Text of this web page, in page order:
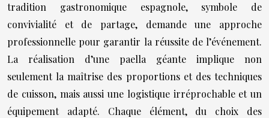
tradition gastronomique espagnole, symbole de
convivialité et de partage, demande une approche
professionnelle pour garantir la réussite de l’événement.
La réalisation d’une paella géante implique non
seulement la maîtrise des proportions et des techniques
de cuisson, mais aussi une logistique irréprochable et un
équipement adapté. Chaque élément, du choix des